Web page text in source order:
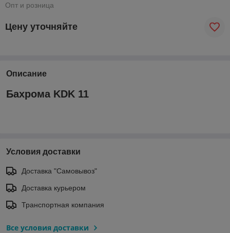
Опт и розница
Цену уточняйте
Описание
Бахрома KDK 11
Условия доставки
Доставка "Самовывоз"
Доставка курьером
Транспортная компания
Все условия доставки